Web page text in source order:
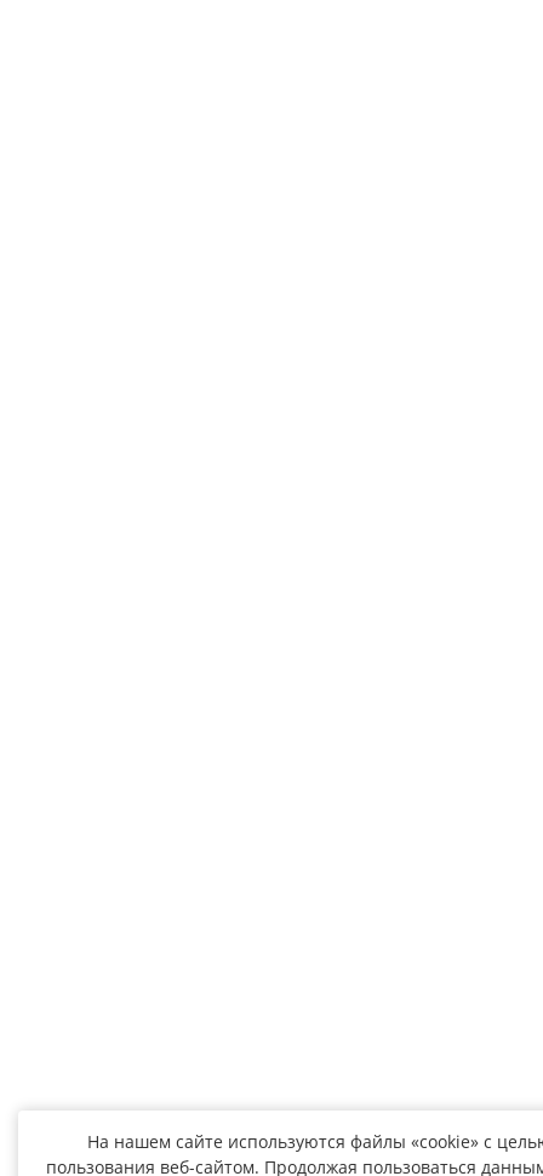
На нашем сайте используются файлы «cookie» с
пользования веб-сайтом. Продолжая пользоваться